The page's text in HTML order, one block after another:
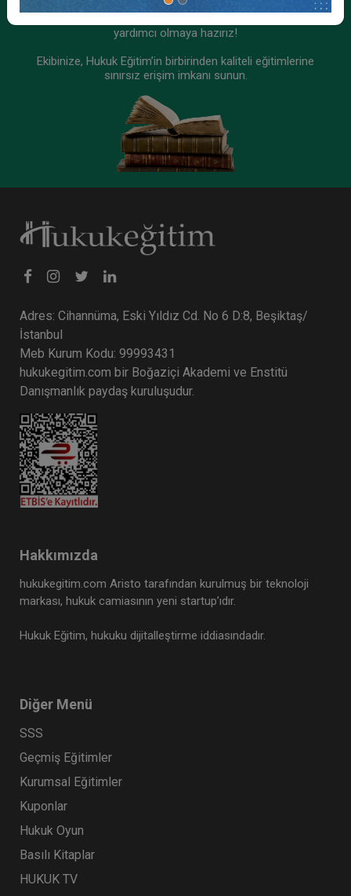
İşçilik Alacakları ve Tazminatları - II - III. İş
Hukuku Kongresi - VIII. Oturum
Sepete Ekle
Tüketici Hukuku Enstitüsü
Sosyal Güvenlik Hukuku - III. İş Hukuku Kongresi
- VI. Oturum
360 TL
Tüketici Hukuku Enstitüsü
Oturum
360 TL
Tüketici Hukuku Enstitüsü
yardımcı olmaya hazırız!
Ekibinize, Hukuk Eğitim’in birbirinden kaliteli eğitimlerine
sınırsız erişim imkanı sunun.
Adres: Cihannüma, Eski Yıldız Cd. No 6 D:8, Beşiktaş/
İstanbul
Meb Kurum Kodu: 99993431
hukukegitim.com bir Boğaziçi Akademi ve Enstitü
Danışmanlık paydaş kuruluşudur.
Hakkımızda
hukukegitim.com Aristo tarafından kurulmuş bir teknoloji
markası, hukuk camiasının yeni startup’ıdır.
Hukuk Eğitim, hukuku dijitalleştirme iddiasındadır.
Diğer Menü
SSS
Geçmiş Eğitimler
Kurumsal Eğitimler
Kuponlar
Hukuk Oyun
Basılı Kitaplar
HUKUK TV